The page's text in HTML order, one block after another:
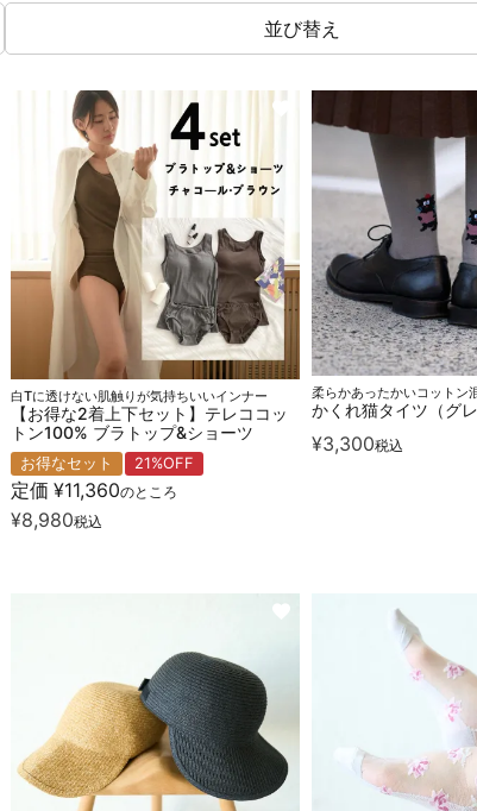
並び替え
白Tに透けない肌触りが気持ちいいインナー
【お得な2着上下セット】テレココッ
トン100% ブラトップ&ショーツ
お得なセット 21%OFF
定価 ¥11,360のところ
¥8,980税込
柔らかあったかいコットン
かくれ猫タイツ（グレ
¥3,300税込